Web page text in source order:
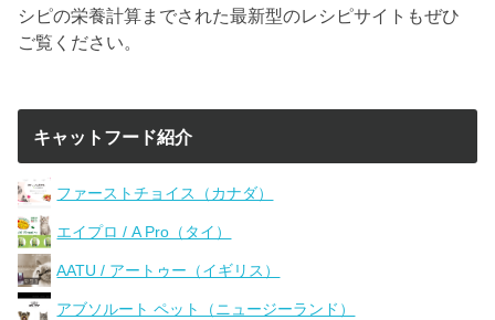
シピの栄養計算までされた最新型のレシピサイトもぜひ
ご覧ください。
キャットフード紹介
ファーストチョイス（カナダ）
エイプロ / A Pro（タイ）
AATU / アートゥー（イギリス）
アブソルート ペット（ニュージーランド）